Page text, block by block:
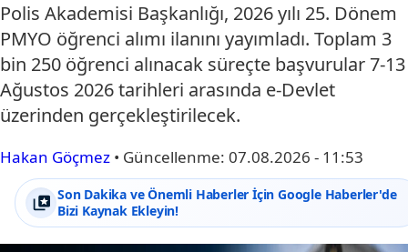
Polis Akademisi Başkanlığı, 2026 yılı 25. Dönem
PMYO öğrenci alımı ilanını yayımladı. Toplam 3
bin 250 öğrenci alınacak süreçte başvurular 7-13
Ağustos 2026 tarihleri arasında e-Devlet
üzerinden gerçekleştirilecek.
Hakan Göçmez • Güncellenme: 07.08.2026 - 11:53
Son Dakika ve Önemli Haberler İçin Google Haberler'de
Bizi Kaynak Ekleyin!